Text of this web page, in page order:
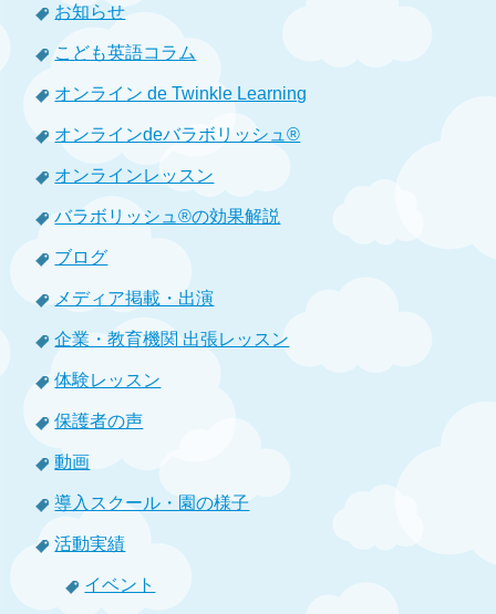
お知らせ
こども英語コラム
オンライン de Twinkle Learning
オンラインdeバラボリッシュ®
オンラインレッスン
バラボリッシュ®の効果解説
ブログ
メディア掲載・出演
企業・教育機関 出張レッスン
体験レッスン
保護者の声
動画
導入スクール・園の様子
活動実績
イベント